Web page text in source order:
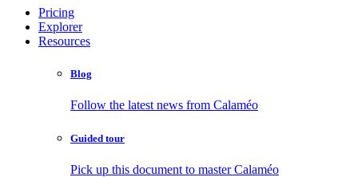
Pricing
Explorer
Resources
Blog
Follow the latest news from Calaméo
Guided tour
Pick up this document to master Calaméo